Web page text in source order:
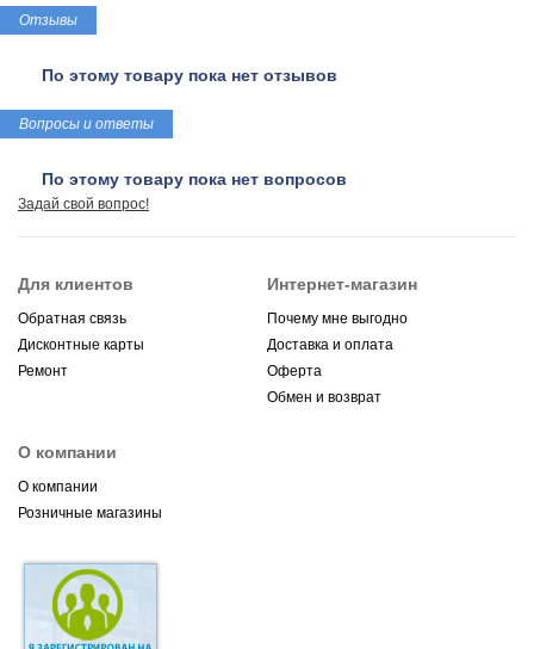
Отзывы
По этому товару пока нет отзывов
Вопросы и ответы
По этому товару пока нет вопросов
Задай свой вопрос!
Для клиентов
Обратная связь
Дисконтные карты
Ремонт
Интернет-магазин
Почему мне выгодно
Доставка и оплата
Оферта
Обмен и возврат
О компании
О компании
Розничные магазины